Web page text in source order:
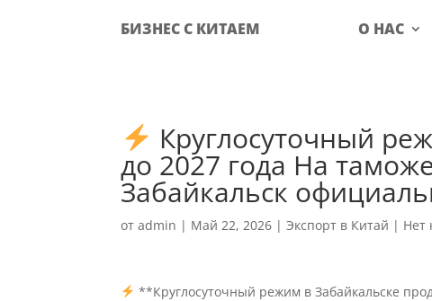
БИЗНЕС С КИТАЕМ О НАС
Круглосуточный
до 2027 года На
Забайкальск
отadmin | Май 22, 2026 |Экспорт в Китай | Нет
**Круглосуточный режим в Забайкальске